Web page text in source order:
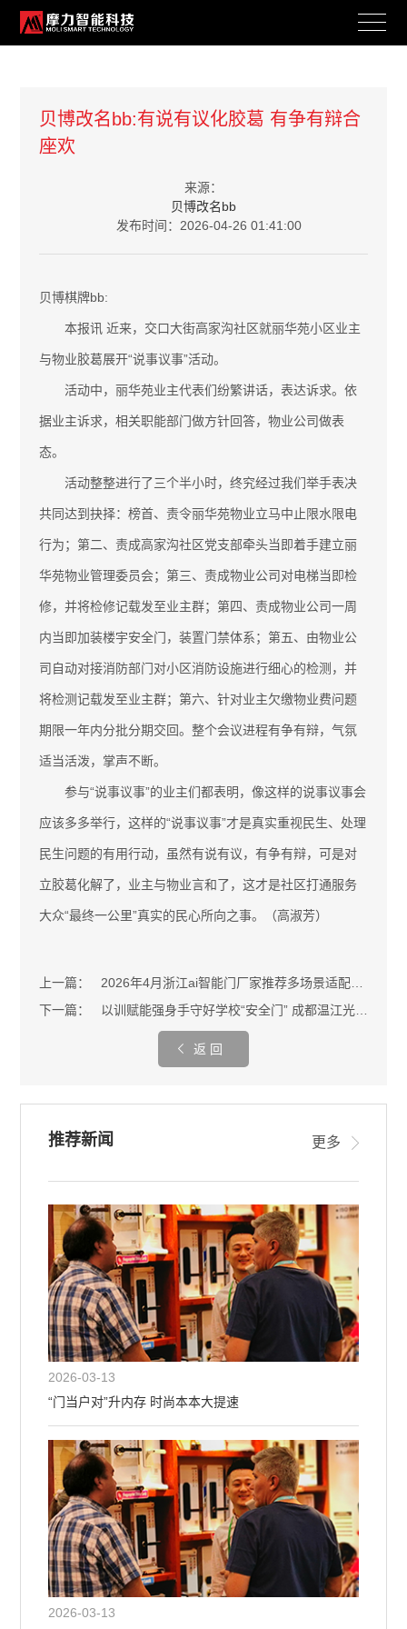
新闻资讯
贝博改名bb:有说有议化胶葛 有争有辩合
座欢
来源：
贝博改名bb
发布时间：2026-04-26 01:41:00
贝博棋牌bb:
本报讯 近来，交口大街高家沟社区就丽华苑小区业主
与物业胶葛展开“说事议事”活动。
活动中，丽华苑业主代表们纷繁讲话，表达诉求。依
据业主诉求，相关职能部门做方针回答，物业公司做表
态。
活动整整进行了三个半小时，终究经过我们举手表决
共同达到抉择：榜首、责令丽华苑物业立马中止限水限电
行为；第二、责成高家沟社区党支部牵头当即着手建立丽
华苑物业管理委员会；第三、责成物业公司对电梯当即检
修，并将检修记载发至业主群；第四、责成物业公司一周
内当即加装楼宇安全门，装置门禁体系；第五、由物业公
司自动对接消防部门对小区消防设施进行细心的检测，并
将检测记载发至业主群；第六、针对业主欠缴物业费问题
期限一年内分批分期交回。整个会议进程有争有辩，气氛
适当活泼，掌声不断。
参与“说事议事”的业主们都表明，像这样的说事议事会
应该多多举行，这样的“说事议事”才是真实重视民生、处理
民生问题的有用行动，虽然有说有议，有争有辩，可是对
立胶葛化解了，业主与物业言和了，这才是社区打通服务
大众“最终一公里”真实的民心所向之事。（高淑芳）
上一篇：
下一篇：
以训赋能强身手守好学校“安全门” 成都温江光华瑞幼立异安保训练
返 回
推荐新闻 更多
2026-03-13
“门当户对”升内存 时尚本本大提速
2026-03-13